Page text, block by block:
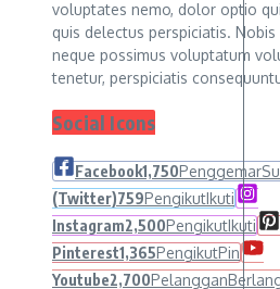
voluptates nemo, dolor optio
quis delectus perspiciatis. Nobis
neque possimus voluptatum
tenetur, perspiciatis
Social Icons
Facebook1,750Penggemar
(Twitter)759PengikutIkuti
Instagram2,500PengikutIkuti
Pinterest1,365PengikutPin
Youtube2,700Pelanggan